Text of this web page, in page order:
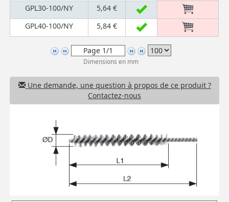
GPL30-100/NY
5,64 €
GPL40-100/NY
5,84 €
Dimensions en mm
Une demande, une question à propos de ce produit ?
Contactez-nous